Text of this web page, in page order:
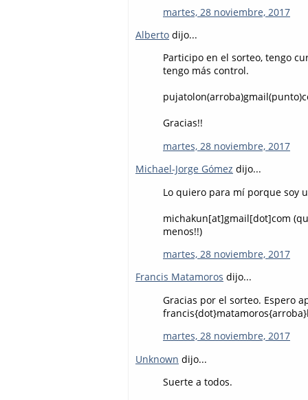
martes, 28 noviembre, 2017
Alberto dijo...
Participo en el sorteo, tengo
tengo más control.
Gracias!!
martes, 28 noviembre, 2017
Michael-Jorge Gómez dijo...
Lo quiero para mí porque soy
michakun[at]gmail[dot]com
menos!!)
martes, 28 noviembre, 2017
Francis Matamoros dijo...
Gracias por el sorteo. Espero
martes, 28 noviembre, 2017
Unknown dijo...
Suerte a todos.